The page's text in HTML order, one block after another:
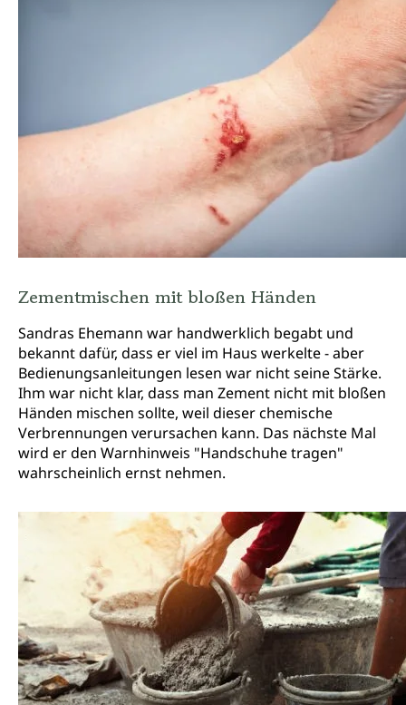
Zementmischen mit bloßen Händen
Sandras Ehemann war handwerklich begabt und
bekannt dafür, dass er viel im Haus werkelte - aber
Bedienungsanleitungen lesen war nicht seine Stärke.
Ihm war nicht klar, dass man Zement nicht mit bloßen
Händen mischen sollte, weil dieser chemische
Verbrennungen verursachen kann. Das nächste Mal
wird er den Warnhinweis "Handschuhe tragen"
wahrscheinlich ernst nehmen.